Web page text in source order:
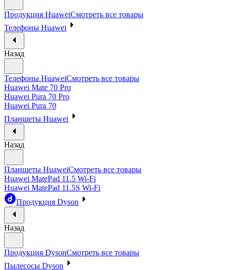
Продукция HuaweiСмотреть все товары
Телефоны Huawei
Назад
Телефоны HuaweiСмотреть все товары
Huawei Mate 70 Pro
Huawei Pura 70 Pro
Huawei Pura 70
Планшеты Huawei
Назад
Планшеты HuaweiСмотреть все товары
Huawei MatePad 11.5 Wi-Fi
Huawei MatePad 11.5S Wi-Fi
Продукция Dyson
Назад
Продукция DysonСмотреть все товары
Пылесосы Dyson